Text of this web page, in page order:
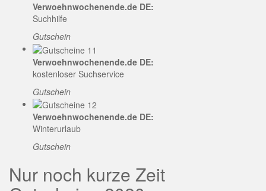
Verwoehnwochenende.de DE:
Suchhilfe
Gutschein
Verwoehnwochenende.de DE:
kostenloser Suchservice
Gutschein
Verwoehnwochenende.de DE:
Winterurlaub
Gutschein
Nur noch kurze Zeit